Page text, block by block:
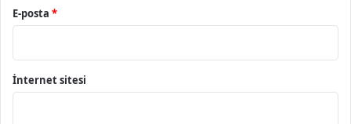
E-posta *
İnternet sitesi